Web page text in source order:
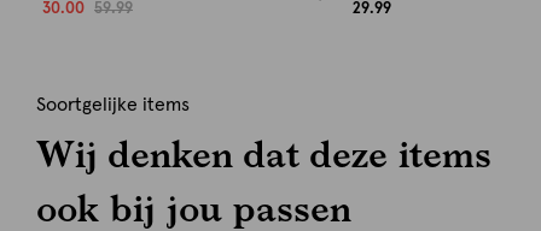
30.00
59.99
29.99
Soortgelijke items
Wij denken dat deze items
ook bij jou passen